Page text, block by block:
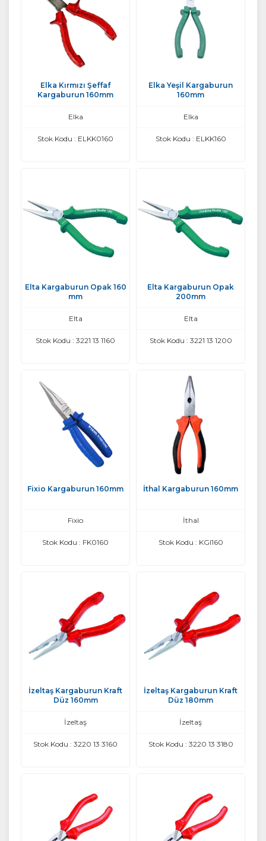
Elka Kırmızı Şeffaf
Kargaburun 160mm
Elka
Stok Kodu : ELKK0160
Elka Yeşil Kargaburun
160mm
Elka
Stok Kodu : ELKK160
Elta Kargaburun Opak 160
mm
Elta
Stok Kodu : 3221 13 1160
Elta Kargaburun Opak
200mm
Elta
Stok Kodu : 3221 13 1200
Fixio Kargaburun 160mm
Fixio
Stok Kodu : FK0160
İthal Kargaburun 160mm
İthal
Stok Kodu : KGI160
İzeltaş Kargaburun Kraft
Düz 160mm
İzeltaş
Stok Kodu : 3220 13 3160
İzeltaş Kargaburun Kraft
Düz 180mm
İzeltaş
Stok Kodu : 3220 13 3180